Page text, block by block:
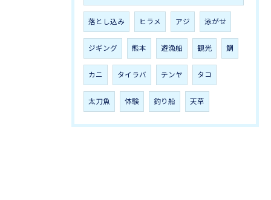
落とし込み ヒラメ アジ 泳がせ
ジギング 熊本 遊漁船 観光 鯛
カニ タイラバ テンヤ タコ
太刀魚 体験 釣り船 天草